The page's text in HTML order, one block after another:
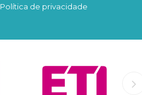
Política de privacidade